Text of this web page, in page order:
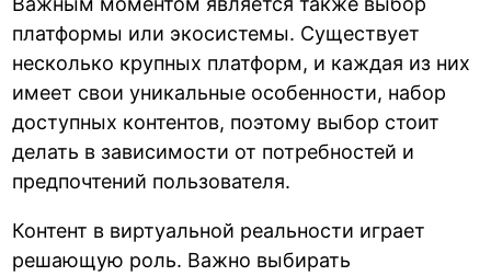
платформы или экосистемы. Существует
несколько крупных платформ, и каждая из них
имеет свои уникальные особенности, набор
доступных контентов, поэтому выбор стоит
делать в зависимости от потребностей и
предпочтений пользователя.
Контент в виртуальной реальности играет
решающую роль. Важно выбирать